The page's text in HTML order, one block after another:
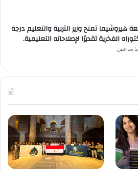
هيروشيما تمنح وزير التربية والتعليم درجة
الفخرية تقديرًا لإصلاحاته التعليمية.
ساعتين